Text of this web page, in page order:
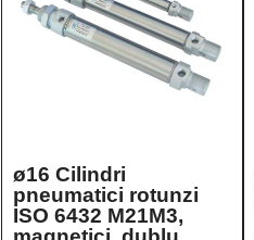
ø16 Cilindri
pneumatici rotunzi
ISO 6432 M21M3,